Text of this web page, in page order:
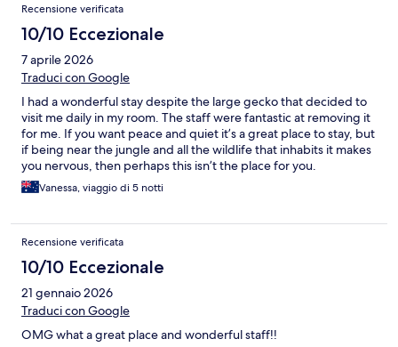
Recensione verificata
10/10 Eccezionale
7 aprile 2026
Traduci con Google
I had a wonderful stay despite the large gecko that decided to
visit me daily in my room. The staff were fantastic at removing it
for me. If you want peace and quiet it’s a great place to stay, but
if being near the jungle and all the wildlife that inhabits it makes
you nervous, then perhaps this isn’t the place for you.
Vanessa, viaggio di 5 notti
Recensione verificata
10/10 Eccezionale
21 gennaio 2026
Traduci con Google
OMG what a great place and wonderful staff!!